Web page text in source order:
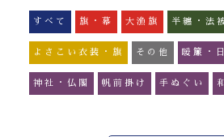
すべて 旗・幕 大漁旗 半纏・法
よさこい衣装・旗 その他 暖簾・
神社・仏閣 帆前掛け 手ぬぐい